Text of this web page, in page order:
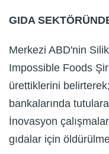
GIDA
Merkezi ABD'nin
Impossible Foods
ürettiklerini
bankalarında
İnovasyon
gıdalar için